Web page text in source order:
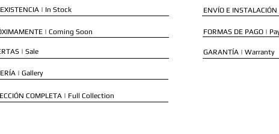
| In Stock
| Coming Soon
| Sale
| Gallery
COMPLETA | Full Collection
ENVÍO E
FORMAS DE PAGO |
GARANTÍA | Warranty